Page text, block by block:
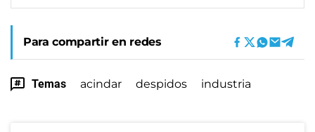
Para compartir en redes
Temas acindar despidos industria